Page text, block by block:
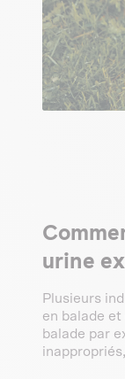
urine
Plusieurs
en balade
balade par